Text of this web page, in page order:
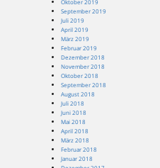
Oktober 2019
September 2019
Juli 2019
April 2019
März 2019
Februar 2019
Dezember 2018
November 2018
Oktober 2018
September 2018
August 2018
Juli 2018
Juni 2018
Mai 2018
April 2018
März 2018
Februar 2018
Januar 2018